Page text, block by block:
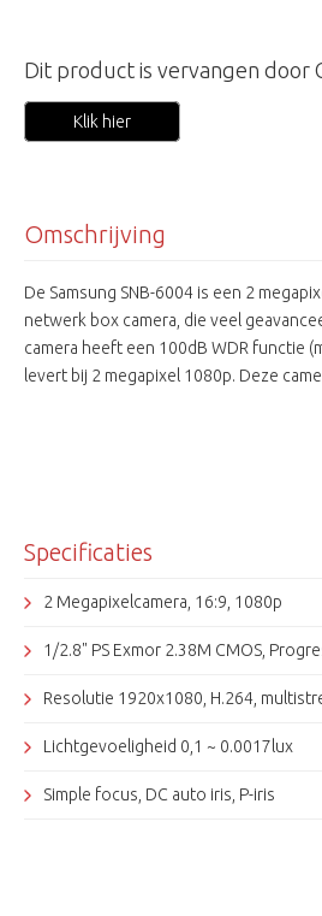
Dit product is vervangen door
Klik hier
Omschrijving
De Samsung SNB-6004 is een 2
netwerk box camera, die veel
camera heeft een 100dB WDR functie
levert bij 2 megapixel 1080p. Deze
combinatie met de Tamron
camera zeer mooi plaatje. Het P-iris
verhoogd de scherpte van de beelden
Met deze verbeterde functies en
SNB-6004 voldoen aan de
Specificaties
2 Megapixelcamera, 16:9, 1080p
1/2.8" PS Exmor 2.38M CMOS,
Resolutie 1920x1080, H.264,
Lichtgevoeligheid 0,1 ~ 0.0017lux
Simple focus, DC auto iris, P-iris